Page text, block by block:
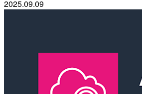
2025.09.09